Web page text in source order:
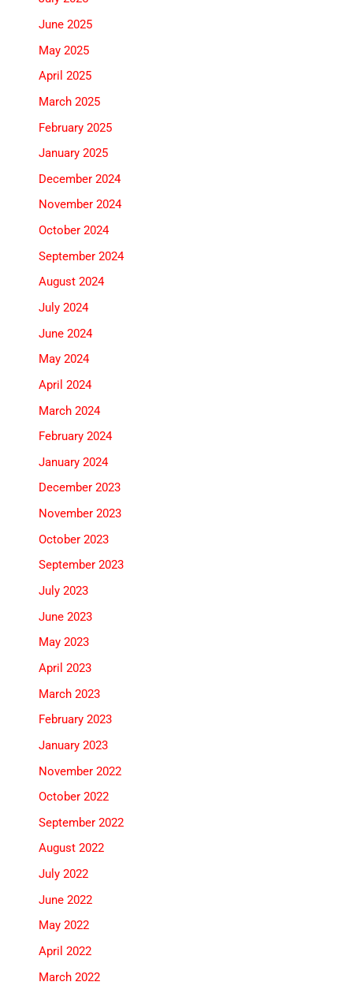
June 2025
May 2025
April 2025
March 2025
February 2025
January 2025
December 2024
November 2024
October 2024
September 2024
August 2024
July 2024
June 2024
May 2024
April 2024
March 2024
February 2024
January 2024
December 2023
November 2023
October 2023
September 2023
July 2023
June 2023
May 2023
April 2023
March 2023
February 2023
January 2023
November 2022
October 2022
September 2022
August 2022
July 2022
June 2022
May 2022
April 2022
March 2022